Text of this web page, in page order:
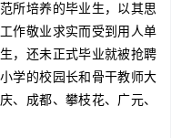
所培养的毕业生，以其思
作敬业求实而受到用人单
，还未正式毕业就被抢聘
学的校园长和骨干教师大
、成都、攀枝花、广元、